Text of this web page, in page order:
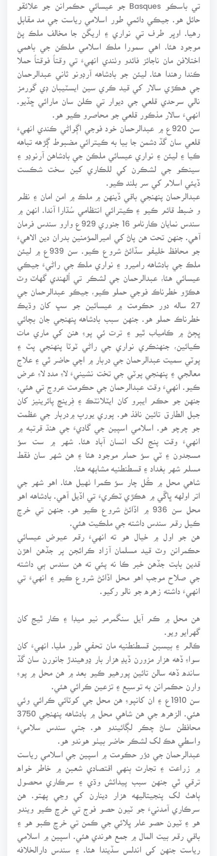
تي باسڪو Basques جو عيسائي حڪمرانن جو علائقو
حائل هو. جيڪي دائمي طور اسلامي رياست جي مد مقابل
رهيا. اوڀر طرف تي نواري ۽ اريگن جا مخالف ملڪ پڻ
موجود هئا. اهي سمورا ملڪ اسلامي ملڪن جي باهمي
اختلافن مان ناجائز فائدو وٺندي انهيءَ تي وقتاً فوقتاً حملا
ڪندا رهندا هئا. ليئن جو بادشاهه آرڊونو ثاني عبدالرحمان
جي هڪڙي سالار کي قيد ڪري سين ايسٽيبان ڊي گورمز
نالي سرحدي قلعي جي ديوار تي ڪلن سان مارائي ڇڏيو.
انهيءَ سالار مذڪور قلعي جو محاصرو ڪيو هو.
سن 920ع ۾ عبدالرحمان خود فوجي اڳواڻي ڪندي انهيءَ
قلعي سان گڏ دشمن جا بيا به ڪيترائي مضبوط ڳڙهه تباهه
ڪيا ۽ ليئن ۽ نواري عيسائي ملڪن جي بادشاهن آرنوڊو ۽
سينڪو جي لشڪرن کي للڪاري کين سخت شڪست
ڏيئي اسلام کي سر بلند ڪيو.
عبدالرحمان پنهنجي باقي ڏينهن ۾ ملڪ ۾ امن امان ۽ نظم
و ضبط قائم ڪيو ۽ ڪيترائي انتظامي سُڌارا آندا. انهن ۾
سندس نمايان ڪارنامو 16 جنوري 929ع وارو سندس فرمان
آهي. جنهن تحت هن پاڻ کي اميرالمؤمنين بدران دين الاهيءَ
جو محافظ خليفو سڏائڻ شروع ڪيو. سن 939ع ۾ ليئن
ملڪ جي بادشاهه راميرو ۽ نواري ملڪ جي راڻيءَ جيڪي
عيسائي هئا، عبدالرحمان جي لشڪر تي اُلهندي گهاٽ وٽ
هڪڙو خطرناڪ فوجي حملو ڪيو، جيڪو عبدالرحمان جي
27 ساله دور حڪومت ۾ عيسائين جو سڀ کان وڌيڪ
خطرناڪ حملو هو. جنهن سبب بادشاهه پنهنجي جان بچائي
ڀڄڻ ۾ ڪامياب ٿيو ۽ ترت ئي پوءِ هنن کي ماري مات
ڪيائين، جنهنڪري نواري جي راڻي ٽوٽا پنهنجي پٽ ۽
پوٽي سميت عبدالرحمان جي دربار ۾ اچي حاضر ٿي ۽ علاج
معالجي ۽ پنهنجي پوٽي جي تخت نشينيءَ لاءِ مدد لاءِ عرض
ڪيو. انهيءَ وقت عبدالرحمان جي حڪومت عروج تي هئي،
جنهن جو حڪم ايبرو کان ايٽلانٽڪ ۽ فِرينچ پائرينيز کان
جبل الطارق تائين نافذ هو. پوري يورپ ۾درٻار جي عظمت
جو چرچو هو. اسلامي اسپين جي گاديءَ جي هنڌ قرتبه ۾
انهيءَ وقت پنج لک انسان آباد هئا. شهر ۾ ست سؤ
مسجدون ۽ ٽي سؤ حمام موجود هئا ۽ هن شهر سان فقط
مسلم شهر بغداد ۽ قسطنطنيه مشابهه هئا.
شاهي محل ۾ ڪُل چار سؤ ڪمرا ٺهيل هئا. اهو شهر جي
اتر اولهه ڀاڱي ۾ هڪڙي ٽڪريءَ تي اڏيل آهي. بادشاهه اهو
محل سن 936 ۾ اڏائڻ شروع ڪيو هو. جنهن تي خرچ
ڪيل رقم سندس داشته جي ملڪيت هئي.
هن جو اول ۾ خيال هو ته انهيءَ رقم عيوض عيسائي
حڪمرانن وٽ قيد مسلمان آزاد ڪرائجن پر جڏهن اهڙن
قدين بابت جڏهن خبر ڪا نه پئي ته هن سندس ٻي داشته
جي صلاح موجب اهو محل اڏائڻ شروع ڪيو ۽ انهيءَ تي
انهيءَ داشته زهره جو نالو رکيو.
هن محل ۾ ڪم آيل سنگمرمر نيو ميڊا ۽ ڪار ٿيج کان
گهرايو ويو.
ڪالم ۽ بيسبن قسطنطنيه مان تحفي طور مليا. انهيءَ کان
سواءِ ڏهه هزار مزورن ڏيڍ هزار بار ڍوهيندڙ جانورن سان گڏ
سانده ڏهه سالن تائين پورهيو ڪيو بعد ۾ هن محل ۾ پوءِ
وارن حڪمرانن به توسيع ۽ تزعين ڪرائي هئي.
سن 1910ع ۽ ان کانپوءِ هن محل جي کوٽائي ڪرائي وئي
محافظن ساڻ چڪر لڳائيندو هو. جتي سندس سلاميءَ
واسطي هڪ لک لشڪر حاضر بيٺو هوندو هو.
عبدالرحمان جي دؤر حڪومت ۾ اسپين جي اسلامي رياست
۾ زراعت ۽ تجارت ٻنهي اقتصادي شعبن ۾ خاطر خواه
ترقي ٿي جنهن سبب پيدائش وڌي ۽ سرڪاري محصول
ٻاهٺ لک پنجيتاليهه هزار دينارن کي وڃي پهتو. هن
سرڪاري آمدنيءَ جو ٽيون حصو فوج تي خرچ ڪيو ويندو
هو ۽ ٽيون حصو عام ڀلائي جي ڪمن تي خرچ ڪبو هو ۽
باقي رقم بيت المال ۾ جمع هوندي هئي. اسپين ۾ اسلامي
رياست جنهن کي اندلس سڏيندا هئا. ۽ سندس دارالخلافه